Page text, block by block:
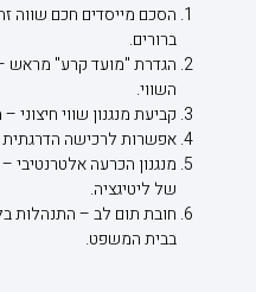
הסכם מייסדים חכם שווה
ברורים.
הגדרת "מועד קרע" מראש –
השווי.
קביעת מנגנון שווי חיצוני
אפשרות לרכישה
מנגנון הכרעה אלטרנטיבי
של ליטיגציה.
חובת תום לב – התנהלות
בבית המשפט.